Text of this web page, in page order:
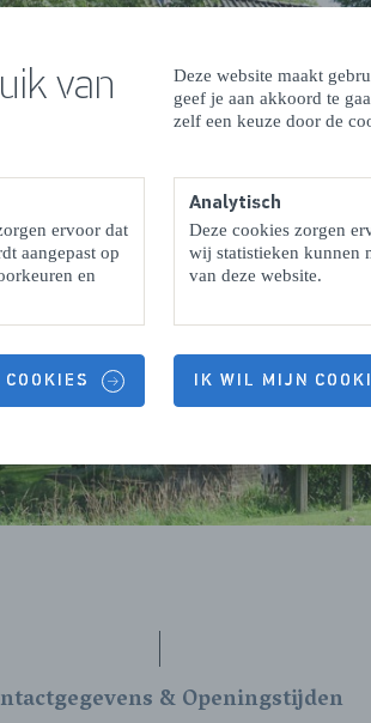
van
Deze website maakt
geef je aan akkoord te
zelf een keuze door de
ervoor dat
aangepast op
en
Analytisch
Deze cookies zorgen
wij statistieken kunnen
van deze website.
IK WIL MIJN
& Openingstijden